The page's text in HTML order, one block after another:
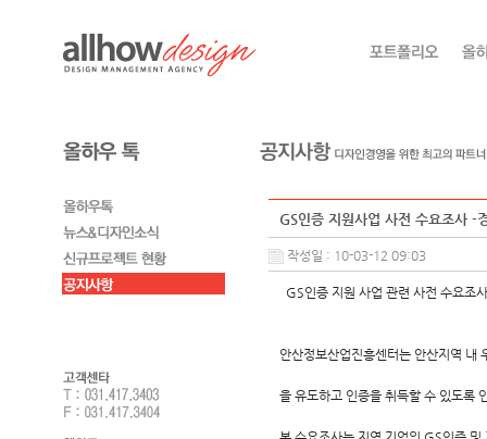
GS인증 지원사업 사전 수요조사 -
작성일 : 10-03-12 09:03
GS인증 지원 사업 관련 사전 수요조사
안산정보산업진흥센터는 안산지역
을 유도하고 인증을 취득할 수 있도록